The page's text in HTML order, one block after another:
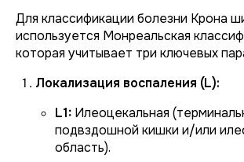
Для классификации болезни Крона
используется Монреальская
которая учитывает три ключевых
Локализация воспаления (L):
L1: Илеоцекальная
подвздошной кишки и/или
область).